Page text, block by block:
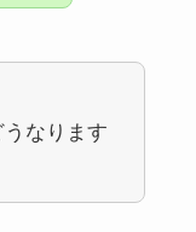
なります